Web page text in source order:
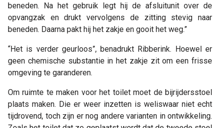
beneden. Na het gebruik legt hij de afsluitunit over de
opvangzak en drukt vervolgens de zitting stevig naar
beneden. Daarna pakt hij het zakje en gooit het weg.”
“Het is verder geurloos”, benadrukt Ribberink. Hoewel er
geen chemische substantie in het zakje zit om een frisse
omgeving te garanderen.
Om ruimte te maken voor het toilet moet de bijrijdersstoel
plaats maken. Die er weer inzetten is weliswaar niet echt
tijdrovend, toch zijn er nog andere varianten in ontwikkeling.